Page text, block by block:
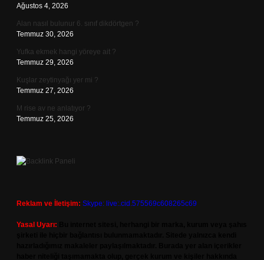
Ağustos 4, 2026
Alan nasıl bulunur 6. sınıf dikdörtgen ?
Temmuz 30, 2026
Yufka ekmek hangi yöreye ait ?
Temmuz 29, 2026
Kuşlar zeytinyağı yer mi ?
Temmuz 27, 2026
M rise av ne anlatıyor ?
Temmuz 25, 2026
Reklam ve İletişim: Skype: live:.cid.575569c608265c69
Yasal Uyarı: